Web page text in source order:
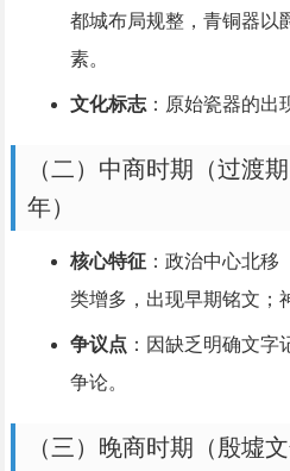
都城布局规整，青铜器以
素。
文化标志：原始瓷器的出
（二）中商时期（过渡
年）
核心特征：政治中心北移
类增多，出现早期铭文；
争议点 ：因缺乏明确文
争论。
（三）晚商时期（殷墟